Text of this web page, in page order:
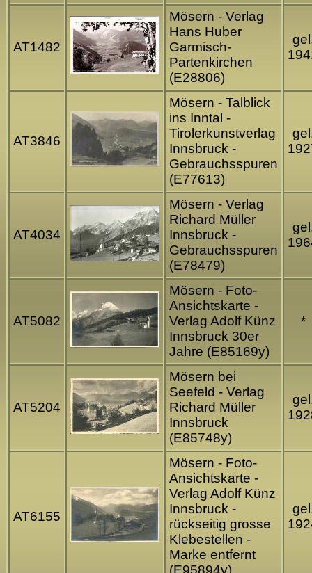
AT1482
Mösern - Verlag
Hans Huber
Garmisch-
Partenkirchen
(E28806)
AT3846
Mösern - Talblick
ins Inntal -
Tirolerkunstverlag
Innsbruck -
Gebrauchsspuren
(E77613)
AT4034
Mösern - Verlag
Richard Müller
Innsbruck -
Gebrauchsspuren
(E78479)
AT5082
Mösern - Foto-
Ansichtskarte -
Verlag Adolf Künz
Innsbruck 30er
Jahre (E85169y)
*
AT5204
Mösern bei
Seefeld - Verlag
Richard Müller
Innsbruck
(E85748y)
AT6155
Mösern - Foto-
Ansichtskarte -
Verlag Adolf Künz
Innsbruck -
rückseitig grosse
Klebestellen -
Marke entfernt
(E95894y)